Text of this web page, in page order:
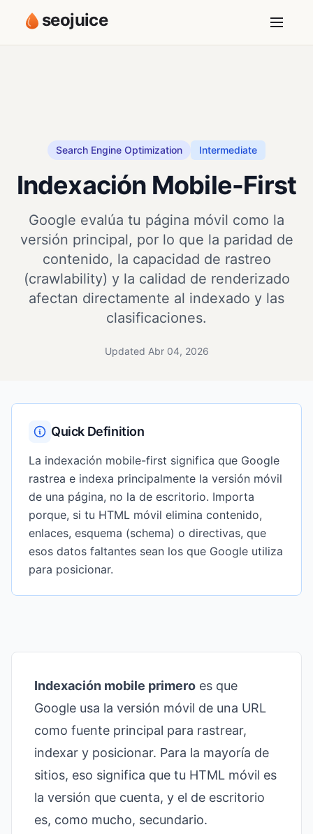
seojuice
Search Engine Optimization Intermediate
Indexación Mobile-First
Google evalúa tu página móvil como la
versión principal, por lo que la paridad de
contenido, la capacidad de rastreo
(crawlability) y la calidad de renderizado
afectan directamente al indexado y las
clasificaciones.
Updated Abr 04, 2026
Quick Definition
La indexación mobile-first significa que Google
rastrea e indexa principalmente la versión móvil
de una página, no la de escritorio. Importa
porque, si tu HTML móvil elimina contenido,
enlaces, esquema (schema) o directivas, que
esos datos faltantes sean los que Google utiliza
para posicionar.
Indexación mobile primero es que
Google usa la versión móvil de una URL
como fuente principal para rastrear,
indexar y posicionar. Para la mayoría de
sitios, eso significa que tu HTML móvil es
la versión que cuenta, y el de escritorio
es, como mucho, secundario.